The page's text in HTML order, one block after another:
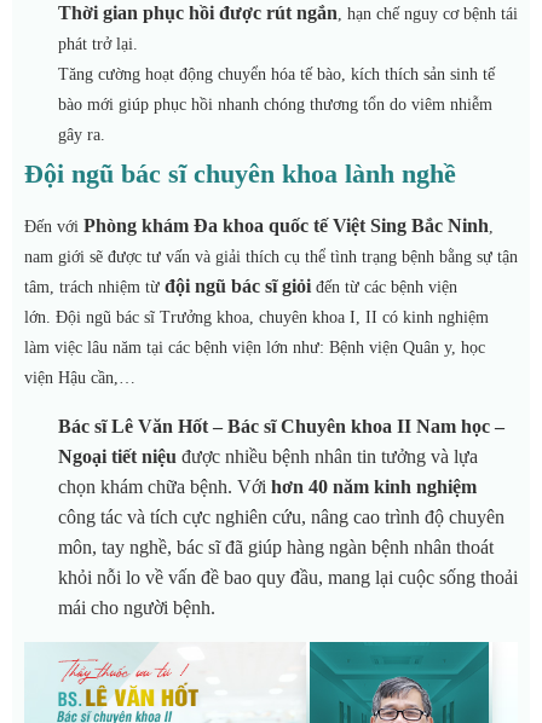
Thời gian phục hồi được rút ngắn , hạn chế nguy cơ bệnh tái
phát trở lại.
Tăng cường hoạt động chuyển hóa tế bào, kích thích sản sinh tế
bào mới giúp phục hồi nhanh chóng thương tổn do viêm nhiễm
gây ra.
Đội ngũ bác sĩ chuyên khoa lành nghề
Đến với Phòng khám Đa khoa quốc tế Việt Sing Bắc Ninh
nam giới sẽ được tư vấn và giải thích cụ thể tình trạng bệnh bằng sự tận
tâm, trách nhiệm từ đội ngũ bác sĩ giỏi đến từ các bệnh viện
lớn. Đội ngũ bác sĩ Trưởng khoa, chuyên khoa I, II có kinh nghiệm
làm việc lâu năm tại các bệnh viện lớn như: Bệnh viện Quân y, học
viện Hậu cần,…
Bác sĩ Lê Văn Hốt – Bác sĩ Chuyên khoa II Nam học –
Ngoại tiết niệu được nhiều bệnh nhân tin tưởng và lựa
chọn khám chữa bệnh. Với hơn 40 năm kinh nghiệm
công tác và tích cực nghiên cứu, nâng cao trình độ chuyên
môn, tay nghề, bác sĩ đã giúp hàng ngàn bệnh nhân thoát
khỏi nỗi lo về vấn đề bao quy đầu, mang lại cuộc sống thoải
mái cho người bệnh.